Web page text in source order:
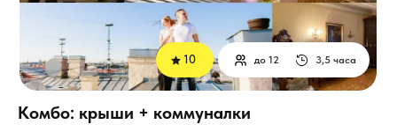
3,5 часа
до 12
Комбо: крыши + коммуналки
10